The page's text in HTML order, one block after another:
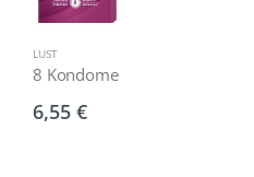
LUST
8 Kondome
6,55 €